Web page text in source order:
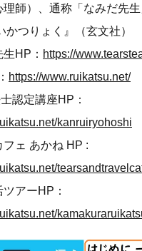
理師）、通称「なみだ先
かつりょく』（玄文社）
HP： https://
https://www.ruikatsu.net/
認定講座HP：
kanruiryohoshi
ェ あかね HP :
アーHP：